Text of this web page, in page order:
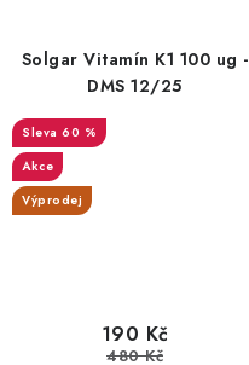
Solgar Vitamín K1 100 ug -
DMS 12/25
60 %
Akce
Výprodej
190 Kč
480 Kč